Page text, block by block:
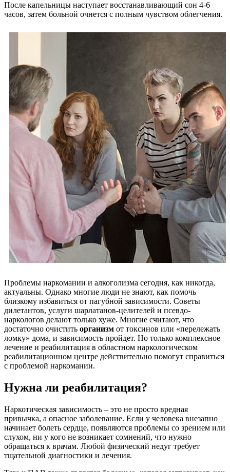
После капельницы наступает восстанавливающий сон 4-6
часов, затем больной очнется с полным чувством облегчения.
Проблемы наркомании и алкоголизма сегодня, как никогда,
актуальны. Однако многие люди не знают, как помочь
близкому избавиться от пагубной зависимости. Советы
дилетантов, услуги шарлатанов-целителей и псевдо-
наркологов делают только хуже. Многие считают, что
достаточно очистить организм от токсинов или «перележать
ломку» дома, и зависимость пройдет. Но только комплексное
лечение и реабилитация в областном наркологическом
реабилитационном центре действительно помогут справиться
с проблемой наркомании.
Нужна ли реабилитация?
Наркотическая зависимость – это не просто вредная
привычка, а опасное заболевание. Если у человека внезапно
начинает болеть сердце, появляются проблемы со зрением или
слухом, ни у кого не возникает сомнений, что нужно
обращаться к врачам. Любой физический недуг требует
тщательной диагностики и лечения.